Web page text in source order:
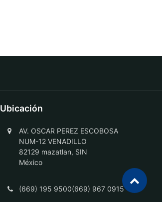
Ubicación
AV. OSCAR PEREZ ESCOBOSA
NUM-12 VENADILLO
82129 mazatlan, SIN
México
(669) 195 9500(669) 967 0915